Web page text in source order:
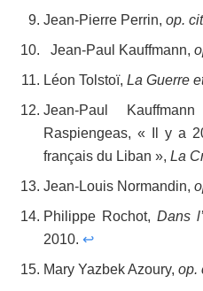
Jean-Pierre Perrin,op. cit
Jean-Paul Kauffmann,
Léon Tolstoï,La Guerre
Jean-Paul
Raspiengeas, « Il y a
français du Liban », La
Jean-Louis Normandin,
Philippe Rochot, Dans
2010. ↩
Mary Yazbek Azoury,op.